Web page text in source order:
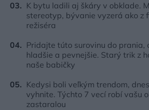
K bytu ladili aj škáry v obklade.
stereotyp, bývanie vyzerá ako z
režiséra
Pridajte túto surovinu do prania,
hladšie a pevnejšie. Starý trik z
naše babičky
Kedysi boli veľkým trendom,
vyhnite. Týchto 7 vecí robí vašu
zastaralou